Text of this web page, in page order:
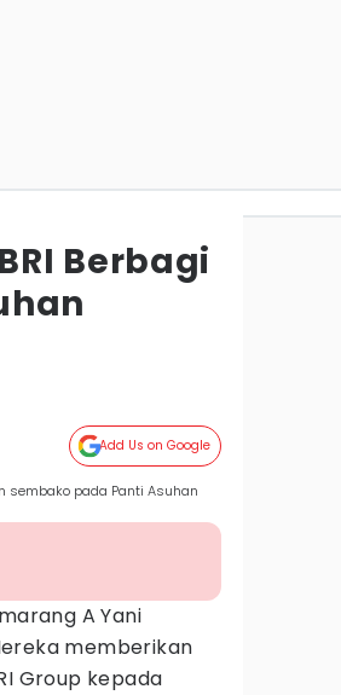
Berbagi
Add Us on Google
sembako pada Panti Asuhan
A Yani
memberikan
Group kepada